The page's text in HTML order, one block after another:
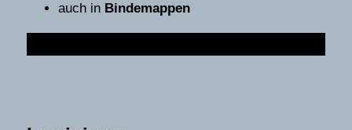
auch in Bindemappen